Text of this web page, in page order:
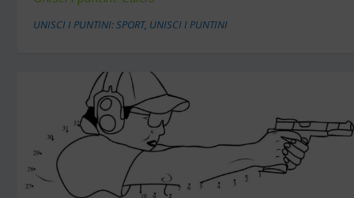
UNISCI I PUNTINI: SPORT, UNISCI I PUNTINI